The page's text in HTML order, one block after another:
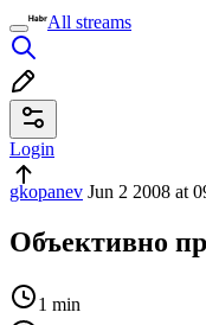
All streams
Login
gkopanev Jun 2 2008 at
Объективно
1 min